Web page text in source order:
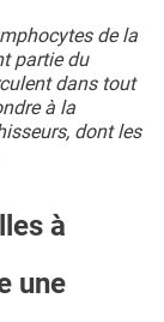
de la
partie du
dans tout
à la
dont les
à
une